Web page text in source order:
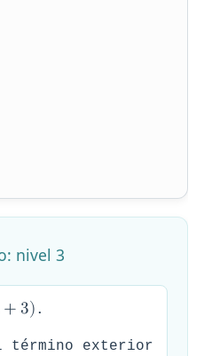
nivel 3
+3) .
término exterior